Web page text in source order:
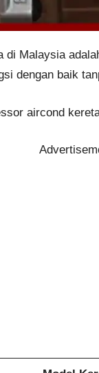
Malaysia
dengan baik
aircond